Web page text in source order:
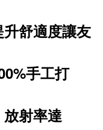
舒適度讓友
手工打
射率達